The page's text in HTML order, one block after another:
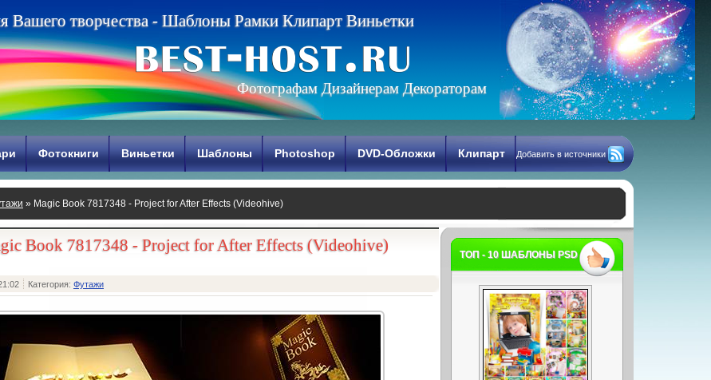
я Вашего творчества - Шаблоны Рамки Клипарт Виньетки
Фотографам Дизайнерам Декораторам
Фотокниги Виньетки Шаблоны Photoshop DVD-Обложки Клипарт Добавить в источники
» Magic Book 7817348 - Project for After Effects (Videohive)
Book 7817348 - Project for After Effects (Videohive)
Категория: Футажи
ТОП - 10 ШАБЛОНЫ PSD